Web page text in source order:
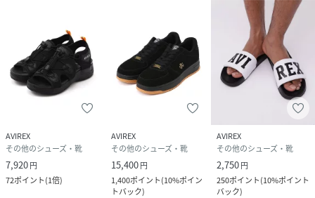
AVIREX
その他のシューズ・靴
7,920円
72ポイント(1倍)
AVIREX
その他のシューズ・靴
15,400円
1,400ポイント(10%ポイン
トバック)
AVIREX
その他のシューズ・靴
2,750円
250ポイント(10%ポイント
バック)